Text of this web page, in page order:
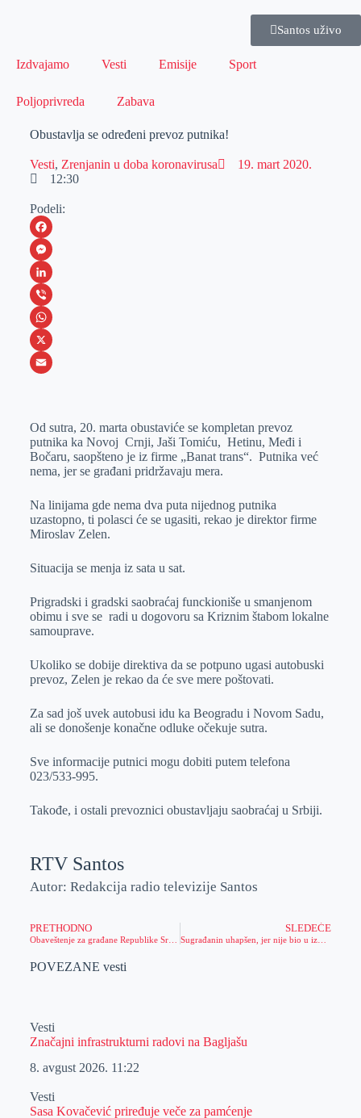
Santos uživo
Izdvajamo Vesti Emisije Sport
Poljoprivreda Zabava
Obustavlja se određeni prevoz putnika!
Vesti, Zrenjanin u doba koronavirusa
19. mart 2020.
12:30
Podeli:
F
a
c
e
b
o
M
e
s
s
e
e
r
L
i
n
k
I
n
V
i
b
W
h
s
A
p
p
X
a
i
l
Od sutra, 20. marta obustaviće se kompletan prevoz
putnika ka Novoj Crnji, Jaši Tomiću, Hetinu, Međi i
Bočaru, saopšteno je iz firme „Banat trans“. Putnika već
nema, jer se građani pridržavaju mera.
Na linijama gde nema dva puta nijednog putnika
uzastopno, ti polasci će se ugasiti, rekao je direktor firme
Miroslav Zelen.
Situacija se menja iz sata u sat.
Prigradski i gradski saobraćaj funckioniše u smanjenom
obimu i sve se radi u dogovoru sa Kriznim štabom lokalne
samouprave.
Ukoliko se dobije direktiva da se potpuno ugasi autobuski
prevoz, Zelen je rekao da će sve mere poštovati.
Za sad još uvek autobusi idu ka Beogradu i Novom Sadu,
ali se donošenje konačne odluke očekuje sutra.
Sve informacije putnici mogu dobiti putem telefona
023/533-995.
Takođe, i ostali prevoznici obustavljaju saobraćaj u Srbiji.
RTV Santos
Autor: Redakcija radio televizije Santos
PRETHODNO
Obaveštenje za građane Republike Srbije koji su se vratili iz inostranstva
SLEDEĆE
POVEZANE vesti
Vesti
Značajni infrastrukturni radovi na Bagljašu
8. avgust 2026. 11:22
Vesti
Sasa Kovačević priređuje veče za pamćenje